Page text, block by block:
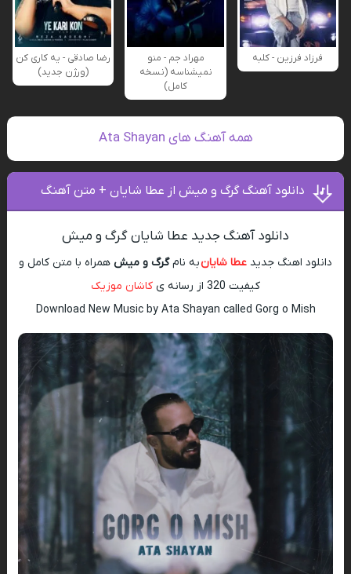
فرزاد فرزین - کلبه
مهراد جم - منو
نمیشناسه (نسخه
کامل)
رضا صادقی - یه کاری کن
(ورژن جدید)
همه آهنگ های Ata Shayan
دانلود آهنگ گرگ و میش از عطا شایان + متن آهنگ
دانلود آهنگ جدید عطا شایان گرگ و میش
دانلود اهنگ جدید عطا شایانبه نامگرگ و میش همراه با متن کامل و
کیفیت 320 از رسانه ی
کاشان موزیک
Download New Music by Ata Shayan called Gorg o Mish